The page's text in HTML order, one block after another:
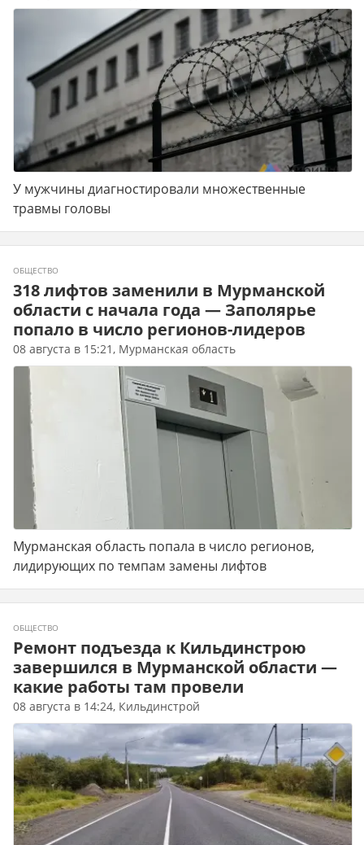
У мужчины диагностировали множественные
травмы головы
ОБЩЕСТВО
318 лифтов заменили в Мурманской
области с начала года — Заполярье
попало в число регионов-лидеров
08 августа в 15:21, Мурманская область
Мурманская область попала в число регионов,
лидирующих по темпам замены лифтов
ОБЩЕСТВО
Ремонт подъезда к Кильдинстрою
завершился в Мурманской области —
какие работы там провели
08 августа в 14:24, Кильдинстрой